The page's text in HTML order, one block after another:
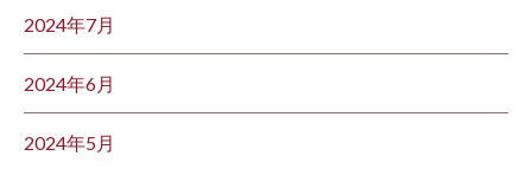
2024年7月
2024年6月
2024年5月